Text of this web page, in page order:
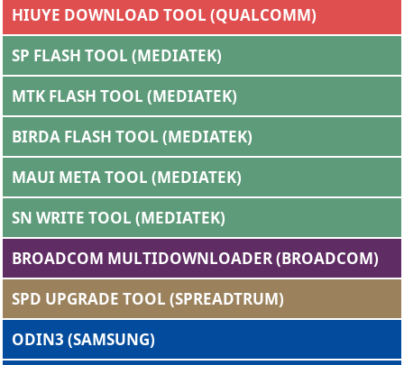
HIUYE DOWNLOAD TOOL (QUALCOMM)
SP FLASH TOOL (MEDIATEK)
MTK FLASH TOOL (MEDIATEK)
BIRDA FLASH TOOL (MEDIATEK)
MAUI META TOOL (MEDIATEK)
SN WRITE TOOL (MEDIATEK)
BROADCOM MULTIDOWNLOADER (BROADCOM)
SPD UPGRADE TOOL (SPREADTRUM)
ODIN3 (SAMSUNG)